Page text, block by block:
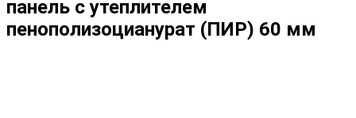
панель с утеплителем
пенополизоцианурат (ПИР) 60 мм